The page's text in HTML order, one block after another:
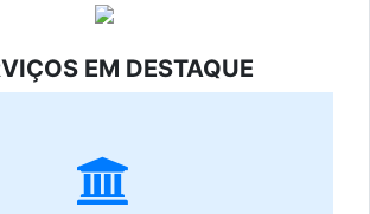
EM DESTAQUE